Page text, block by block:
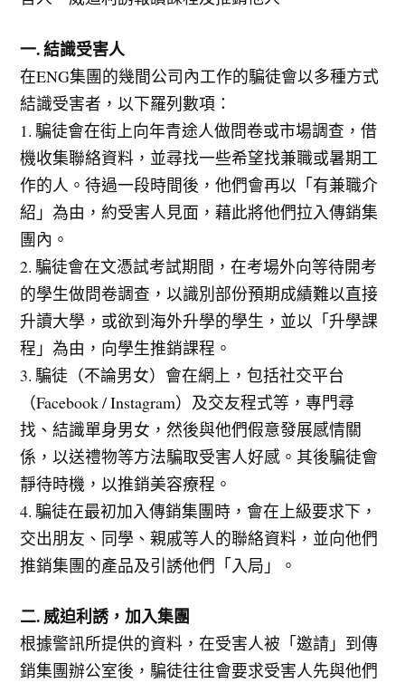
一. 結識受害人
在ENG集團的幾間公司內工作的騙徒會以多種方式
結識受害者，以下羅列數項：
1. 騙徒會在街上向年青途人做問卷或市場調查，借
機收集聯絡資料，並尋找一些希望找兼職或暑期工
作的人。待過一段時間後，他們會再以「有兼職介
紹」為由，約受害人見面，藉此將他們拉入傳銷集
團內。
2. 騙徒會在文憑試考試期間，在考場外向等待開考
的學生做問卷調查，以識別部份預期成績難以直接
升讀大學，或欲到海外升學的學生，並以「升學課
程」為由，向學生推銷課程。
3. 騙徒（不論男女）會在網上，包括社交平台
（Facebook / Instagram）及交友程式等，專門尋
找、結識單身男女，然後與他們假意發展感情關
係，以送禮物等方法騙取受害人好感。其後騙徒會
靜待時機，以推銷美容療程。
4. 騙徒在最初加入傳銷集團時，會在上級要求下，
交出朋友、同學、親戚等人的聯絡資料，並向他們
推銷集團的產品及引誘他們「入局」。
二. 威迫利誘，加入集團
根據警訊所提供的資料，在受害人被「邀請」到傳
銷集團辦公室後，騙徒往往會要求受害人先與他們